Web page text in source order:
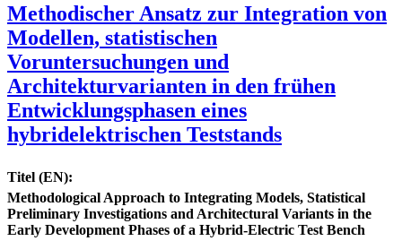
Methodischer Ansatz zur Integration von
Modellen, statistischen
Voruntersuchungen und
Architekturvarianten in den frühen
Entwicklungsphasen eines
hybridelektrischen Teststands
Titel (EN):
Methodological Approach to Integrating Models, Statistical
Preliminary Investigations and Architectural Variants in the
Early Development Phases of a Hybrid-Electric Test Bench